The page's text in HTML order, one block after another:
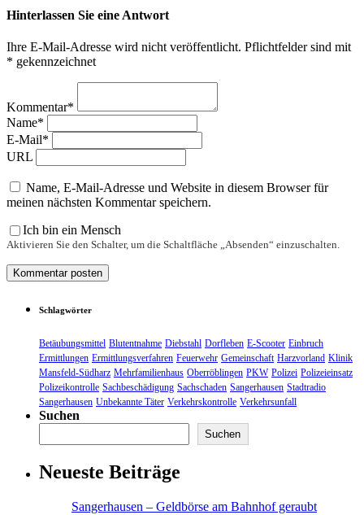
Hinterlassen Sie eine Antwort
Ihre E-Mail-Adresse wird nicht veröffentlicht. Pflichtfelder sind mit
* gekennzeichnet
Kommentar*
Name*
E-Mail*
URL
Name, E-Mail-Adresse und Website in diesem Browser für
meinen nächsten Kommentar speichern.
Ich bin ein Mensch
Aktivieren Sie den Schalter, um die Schaltfläche „Absenden“ einzuschalten.
Schlagwörter
Betäubungsmittel Blutentnahme Diebstahl Dorfleben E-Scooter Einbruch
Ermittlungen Ermittlungsverfahren Feuerwehr Gemeinschaft Harzvorland Klinik
Mansfeld-Südharz Mehrfamilienhaus Oberröblingen PKW Polizei Polizeieinsatz
Polizeikontrolle Sachbeschädigung Sachschaden Sangerhausen Stadtradio
Sangerhausen Unbekannte Täter Verkehrskontrolle Verkehrsunfall
Suchen
Suchen
Neueste Beiträge
Sangerhausen – Geldbörse am Bahnhof geraubt